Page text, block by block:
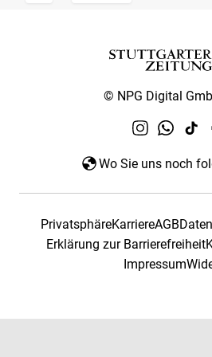
© NPG Digital
Wo Sie uns noch
PrivatsphäreKarriereAGB
Erklärung zur Barrierefreiheit
Impressum